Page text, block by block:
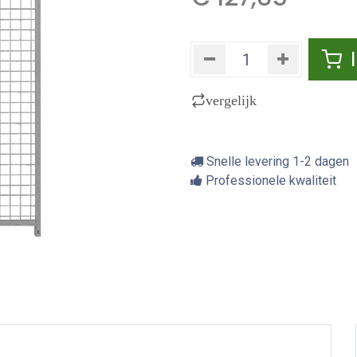
vergelijk
Snelle levering 1-2 dagen
Professionele kwaliteit